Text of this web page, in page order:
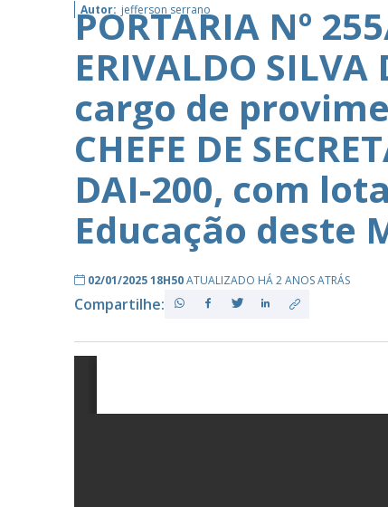
–
PB
Autor: jefferson serrano
PORTARIA Nº
ERIVALDO
cargo de
CHEFE DE
DAI-200, com
Educação deste
02/01/2025 18H50ATUALIZADO HÁ 2 ANOS ATRÁS
Compartilhe: